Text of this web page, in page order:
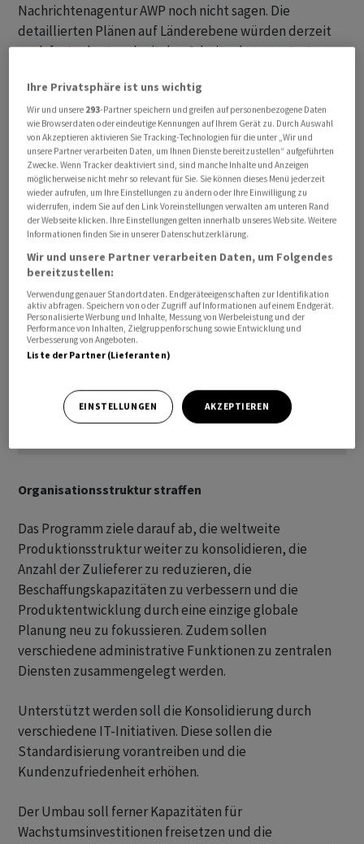
Nachrichtenagentur AWP noch nicht sagen. Die
detaillierten Plänen auf Länderebene würden derzeit
noch festgelegt und mit den Arbeitnehmervertretern
Die organisatorischen Änderungen sollen ab dem
kommenden Geschäftsjahr 2023/24 schrittweise in Kraft
treten, sobald die Verhandlungen mit den
Arbeitnehmervertretern abgeschlossen sind. Der
Stellenabbau solle sozialverträglich erfolgen, hiess es
weiter.
Organisationsstruktur straffen
Das Programm ziele darauf ab, die weltweite
Produktionsstruktur weiter zu konsolidieren, die
Anzahl der Zulieferer zu reduzieren, die
Beschaffungskapazitäten zu verbessern und die
Produktentwicklung durch eine einzige globale
Planung neu zu fokussieren. Zudem sollen
verschiedene administrative Funktionen zu zentralen
Diensten zusammengelegt werden.
Unterstützt werden soll die Konsolidierung durch
verschiedene IT-Initiativen. Diese sollen die
Standardisierung vorantreiben und die
Kundenzufriedenheit erhöhen.
Der Umbau soll ferner Kapazitäten für
Wachstumsinvestitionen freisetzen und die
Ihre Privatsphäre ist uns wichtig
Wir und unsere 293-Partner speichern und greifen auf personenbezogene Daten
wie Browserdaten oder eindeutige Kennungen auf Ihrem Gerät zu. Durch Auswahl
von Akzeptieren aktivieren Sie Tracking-Technologien für die unter „Wir und
unsere Partner verarbeiten Daten, um Ihnen Dienste bereitzustellen“ aufgeführten
Zwecke. Wenn Tracker deaktiviert sind, sind manche Inhalte und Anzeigen
möglicherweise nicht mehr so relevant für Sie. Sie können dieses Menü jederzeit
wieder aufrufen, um Ihre Einstellungen zu ändern oder Ihre Einwilligung zu
widerrufen, indem Sie auf den Link Voreinstellungen verwalten am unteren Rand
der Webseite klicken. Ihre Einstellungen gelten innerhalb unseres Website. Weitere
Informationen finden Sie in unserer Datenschutzerklärung.
Wir und unsere Partner verarbeiten Daten, um Folgendes
bereitzustellen:
Verwendung genauer Standortdaten. Endgeräteeigenschaften zur Identifikation
aktiv abfragen. Speichern von oder Zugriff auf Informationen auf einem Endgerät.
Personalisierte Werbung und Inhalte, Messung von Werbeleistung und der
Performance von Inhalten, Zielgruppenforschung sowie Entwicklung und
Verbesserung von Angeboten.
Liste der Partner (Lieferanten)
EINSTELLUNGEN AKZEPTIEREN